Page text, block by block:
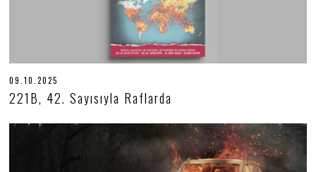
09.10.2025
9
.
0
221B, 42. Sayısıyla Raflarda